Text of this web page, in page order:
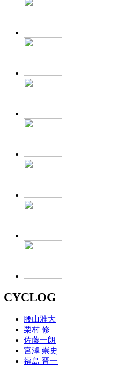
CYCLOG
腰山雅大
栗村 修
佐藤一朗
宮澤 崇史
福島 晋一